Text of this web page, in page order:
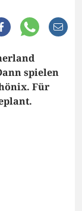
spielen
Für